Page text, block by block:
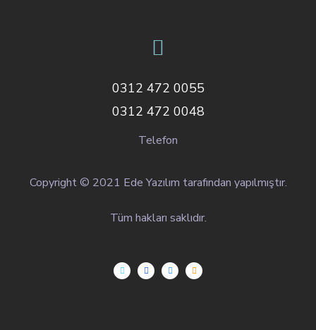
0312 472 0055
0312 472 0048
Telefon
Copyright © 2021 Ede Yazılım tarafından yapılmıştır.
Tüm hakları saklıdır.